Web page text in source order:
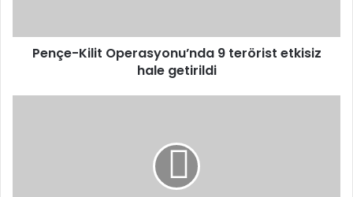
Pençe-Kilit Operasyonu’nda 9 terörist etkisiz
hale getirildi